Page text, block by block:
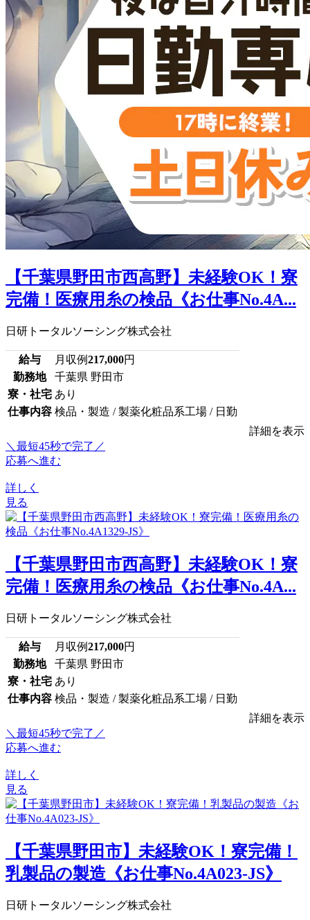
【千葉県野田市西高野】未経験OK！寮
完備！医療用糸の検品《お仕事No.4A...
日研トータルソーシング株式会社
給与 月収例217,000円
勤務地
千葉県 野田市
寮・社宅 あり
仕事内容 検品・製造 / 製薬化粧品系工場 / 日勤
詳細を表示
＼最短45秒で完了／
応募へ進む
詳しく
見る
【千葉県野田市西高野】未経験OK！寮
完備！医療用糸の検品《お仕事No.4A...
日研トータルソーシング株式会社
給与 月収例217,000円
勤務地
千葉県 野田市
寮・社宅 あり
仕事内容 検品・製造 / 製薬化粧品系工場 / 日勤
詳細を表示
＼最短45秒で完了／
応募へ進む
詳しく
見る
【千葉県野田市】未経験OK！寮完備！
乳製品の製造《お仕事No.4A023-JS》
日研トータルソーシング株式会社